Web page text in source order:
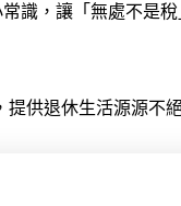
識，讓「無處不是
供退休生活源源不